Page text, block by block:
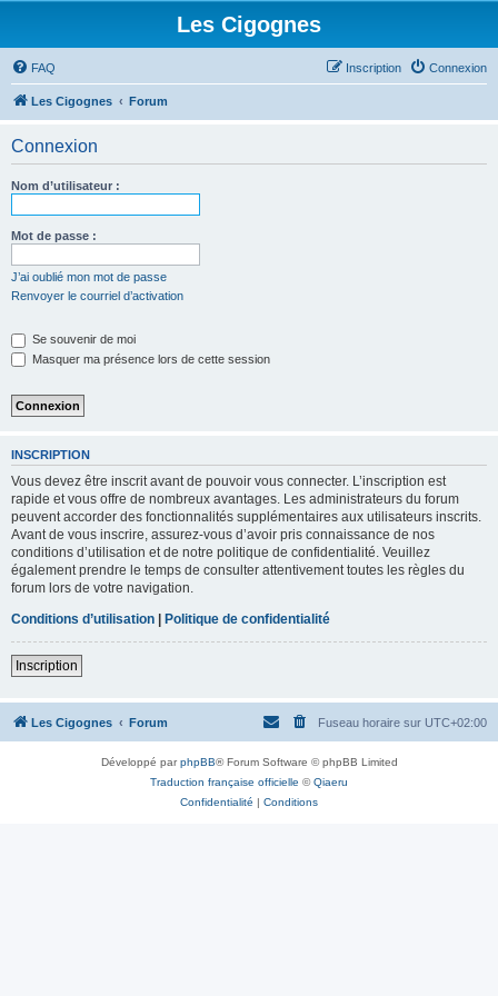
Les Cigognes
FAQ Connexion
Inscription
Les Cigognes Forum
Connexion
Nom d’utilisateur :
Mot de passe :
J’ai oublié mon mot de passe
Renvoyer le courriel d’activation
Se souvenir de moi
Masquer ma présence lors de cette session
INSCRIPTION
Vous devez être inscrit avant de pouvoir vous connecter. L’inscription est
rapide et vous offre de nombreux avantages. Les administrateurs du forum
peuvent accorder des fonctionnalités supplémentaires aux utilisateurs inscrits.
Avant de vous inscrire, assurez-vous d’avoir pris connaissance de nos
conditions d’utilisation et de notre politique de confidentialité. Veuillez
également prendre le temps de consulter attentivement toutes les règles du
forum lors de votre navigation.
Conditions d’utilisation | Politique de confidentialité
Inscription
Les Cigognes Forum Fuseau horaire sur UTC+02:00
Développé parphpBB® Forum Software © phpBB Limited
Traduction française officielle ©Qiaeru
Confidentialité | Conditions